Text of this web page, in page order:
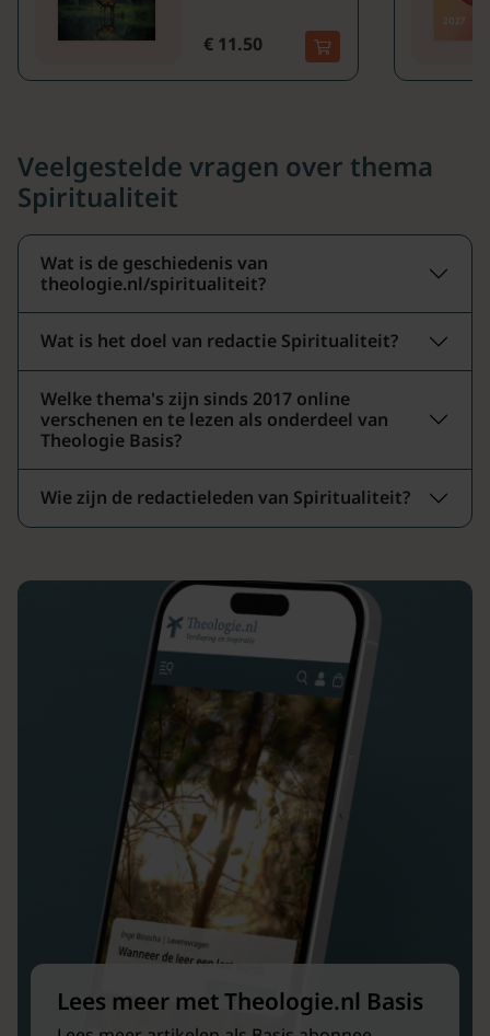
€ 11.50
Veelgestelde vragen over thema
Spiritualiteit
Wat is de geschiedenis van
theologie.nl/spiritualiteit?
Wat is het doel van redactie Spiritualiteit?
Welke thema's zijn sinds 2017 online
verschenen en te lezen als onderdeel van
Theologie Basis?
Wie zijn de redactieleden van Spiritualiteit?
Lees meer met Theologie.nl Basis